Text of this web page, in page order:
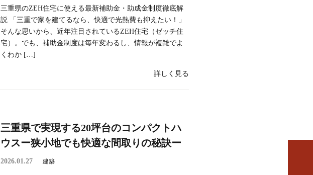
三重県のZEH住宅に使える最新補助金・助成金制度徹底解
説 「三重で家を建てるなら、快適で光熱費も抑えたい！」
そんな思いから、近年注目されているZEH住宅（ゼッチ住
宅）。でも、補助金制度は毎年変わるし、情報が複雑でよ
くわか […]
詳しく見る
三重県で実現する20坪台のコンパクトハ
ウスー狭小地でも快適な間取りの秘訣ー
2026.01.27 建築